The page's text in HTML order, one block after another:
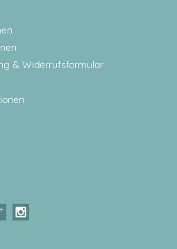
& Widerrufsformular